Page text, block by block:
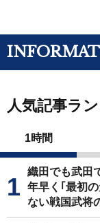
人気記事ラ
1時間
織田でも武田
年早く｢最初
ない戦国武将